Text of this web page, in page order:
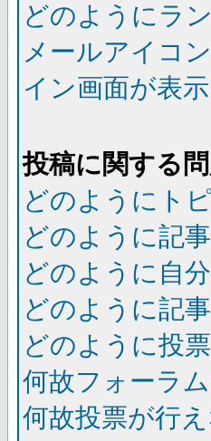
どのようにラ
メールアイコ
イン画面が表示
投稿に関する
どのようにト
どのように記
どのように自
どのように記
どのように投
何故フォーラ
何故投票が行